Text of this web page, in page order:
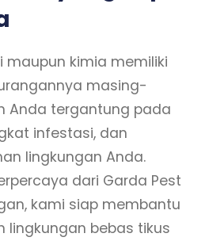
maupun kimia memiliki
masing-
Anda tergantung pada
infestasi, dan
lingkungan Anda.
dari Garda Pest
kami siap membantu
lingkungan bebas tikus